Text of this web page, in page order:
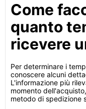
Come
quanto
ricevere
Per determinare i
conoscere alcuni
L'informazione più
momento
metodo di spedizione